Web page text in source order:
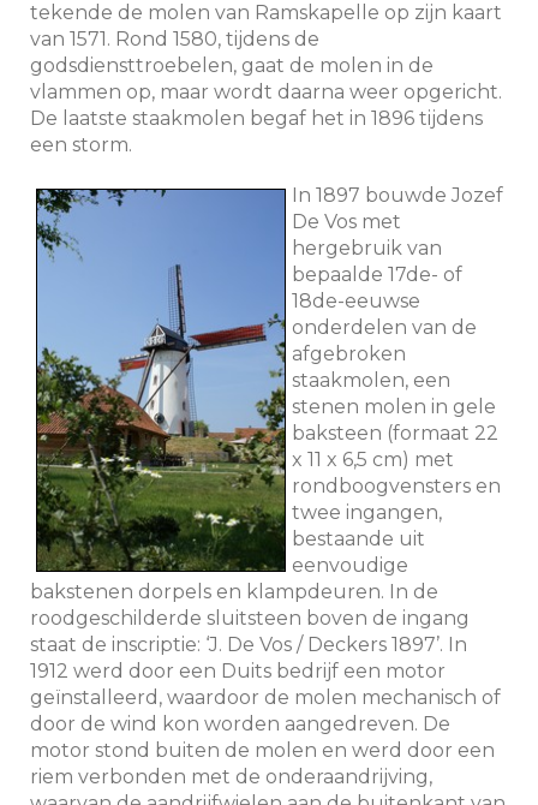
tekende de molen van Ramskapelle op zijn kaart
van 1571. Rond 1580, tijdens de
godsdiensttroebelen, gaat de molen in de
vlammen op, maar wordt daarna weer opgericht.
De laatste staakmolen begaf het in 1896 tijdens
een storm.
In 1897 bouwde Jozef
De Vos met
hergebruik van
bepaalde 17de- of
18de-eeuwse
onderdelen van de
afgebroken
staakmolen, een
stenen molen in gele
baksteen (formaat 22
x 11 x 6,5 cm) met
rondboogvensters en
twee ingangen,
bestaande uit
eenvoudige
bakstenen dorpels en klampdeuren. In de
roodgeschilderde sluitsteen boven de ingang
staat de inscriptie: ‘J. De Vos / Deckers 1897’. In
1912 werd door een Duits bedrijf een motor
geïnstalleerd, waardoor de molen mechanisch of
door de wind kon worden aangedreven. De
motor stond buiten de molen en werd door een
riem verbonden met de onderaandrijving,